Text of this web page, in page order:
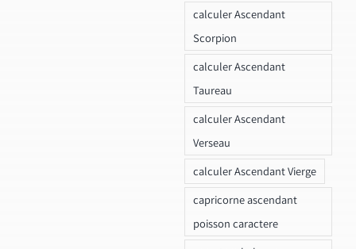
calculer Ascendant
Scorpion
calculer Ascendant
Taureau
calculer Ascendant
Verseau
calculer Ascendant Vierge
capricorne ascendant
poisson caractere